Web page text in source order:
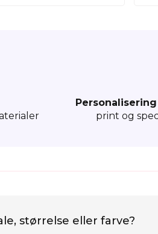
print og
størrelse eller farve?